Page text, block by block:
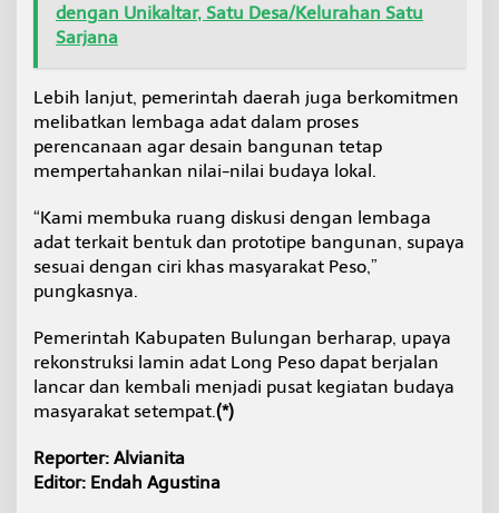
dengan Unikaltar, Satu Desa/Kelurahan Satu
Sarjana
Lebih lanjut, pemerintah daerah juga berkomitmen
melibatkan lembaga adat dalam proses
perencanaan agar desain bangunan tetap
mempertahankan nilai-nilai budaya lokal.
“Kami membuka ruang diskusi dengan lembaga
adat terkait bentuk dan prototipe bangunan, supaya
sesuai dengan ciri khas masyarakat Peso,”
pungkasnya.
Pemerintah Kabupaten Bulungan berharap, upaya
rekonstruksi lamin adat Long Peso dapat berjalan
lancar dan kembali menjadi pusat kegiatan budaya
masyarakat setempat.(*)
Reporter: Alvianita
Editor: Endah Agustina